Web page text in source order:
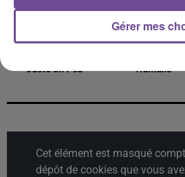
Juste Un Peu Humans
Cet élément est masqué
dépôt de cookies que vous
Gérer mes